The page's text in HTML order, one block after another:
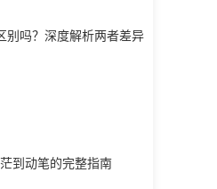
别吗？深度解析两者差异
到动笔的完整指南